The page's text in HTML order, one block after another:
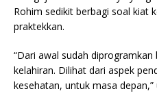
Rohim sedikit berbagi soal kiat
praktekkan.
“Dari awal sudah
kelahiran. Dilihat dari aspek
kesehatan, untuk masa depan,”